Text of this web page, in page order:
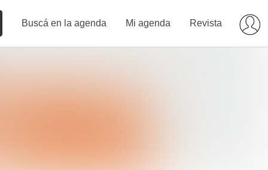
Buscá en la agenda Mi agenda Revista